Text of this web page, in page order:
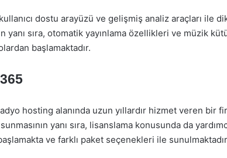
dostu arayüzü ve gelişmiş analiz araçları ile
yanı sıra, otomatik yayınlama özellikleri ve müzik
başlamaktadır.
hosting alanında uzun yıllardır hizmet veren bir
yanı sıra, lisanslama konusunda da
ve farklı paket seçenekleri ile